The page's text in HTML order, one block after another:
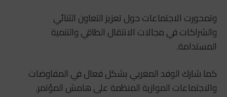
وتمحورت الاجتماعات حول تعزيز التعاون الثنائي
والشراكات في مجالات الانتقال الطاقي والتنمية
المستدامة.
كما شارك الوفد المغربي بشكل فعال في المفاوضات
والاجتماعات الموازية المنظمة على هامش المؤتمر.